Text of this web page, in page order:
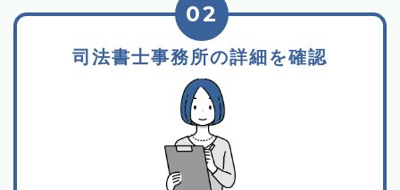
司法書士事務所の詳細を確認
02